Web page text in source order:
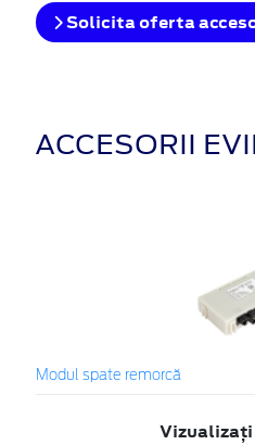
Solicita oferta
ACCESORII
Modul spate remorcă